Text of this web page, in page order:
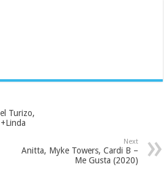
Turizo,
Next
Anitta, Myke Towers, Cardi B –
Me Gusta (2020)